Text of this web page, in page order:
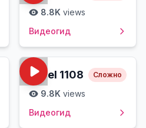
8.8K views
Видеогид
Level 1108 Сложно
9.8K views
Видеогид